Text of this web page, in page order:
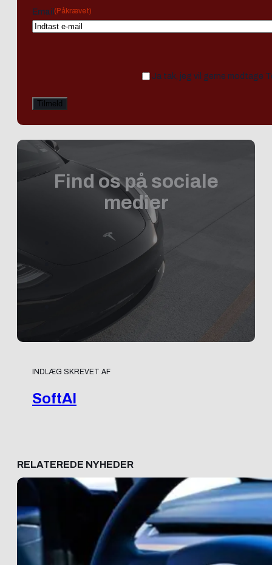
Email (Påkrævet)
Ja tak, jeg vil gerne modtage
Find os på sociale
medier
INDLÆG SKREVET AF
SoftAI
RELATEREDE NYHEDER